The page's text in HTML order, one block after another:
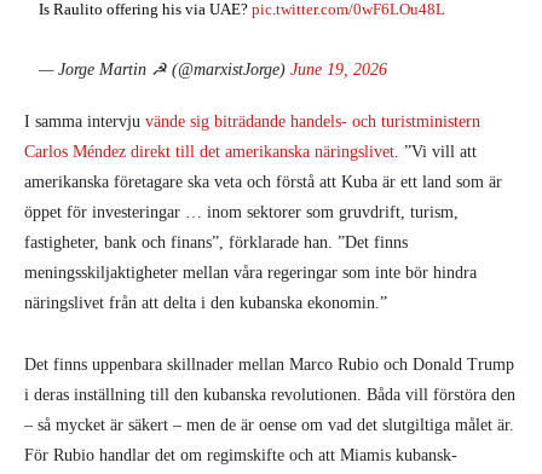
Is Raulito offering his via UAE?pic.twitter.com/0wF6LOu48L
— Jorge Martin ☭ (@marxistJorge)June 19, 2026
I samma intervju vände sig biträdande handels- och turistministern
Carlos Méndez direkt till det amerikanska näringslivet . ”Vi vill att
amerikanska företagare ska veta och förstå att Kuba är ett land som är
öppet för investeringar … inom sektorer som gruvdrift, turism,
fastigheter, bank och finans”, förklarade han. ”Det finns
meningsskiljaktigheter mellan våra regeringar som inte bör hindra
näringslivet från att delta i den kubanska ekonomin.”
Det finns uppenbara skillnader mellan Marco Rubio och Donald Trump
i deras inställning till den kubanska revolutionen. Båda vill förstöra den
– så mycket är säkert – men de är oense om vad det slutgiltiga målet är.
För Rubio handlar det om regimskifte och att Miamis kubansk-